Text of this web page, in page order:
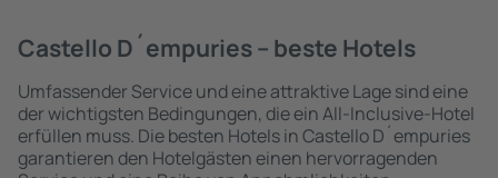
Castello D´empuries – beste Hotels
Umfassender Service und eine attraktive Lage sind eine
der wichtigsten Bedingungen, die ein All-Inclusive-Hotel
erfüllen muss. Die besten Hotels in Castello D´empuries
garantieren den Hotelgästen einen hervorragenden